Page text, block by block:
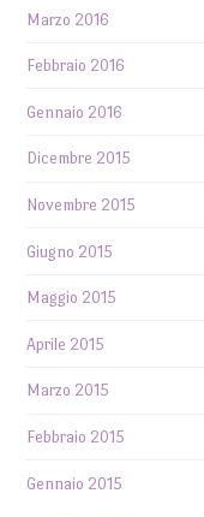
Marzo 2016
Febbraio 2016
Gennaio 2016
Dicembre 2015
Novembre 2015
Giugno 2015
Maggio 2015
Aprile 2015
Marzo 2015
Febbraio 2015
Gennaio 2015